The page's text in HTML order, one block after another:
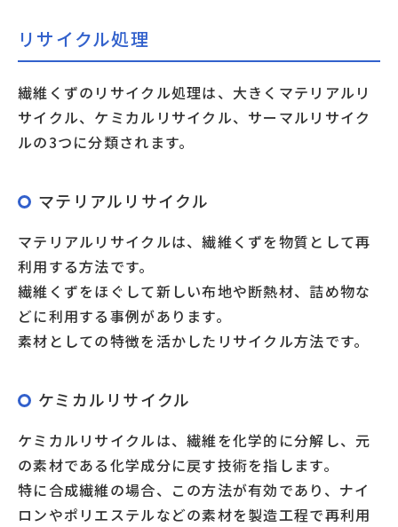
リサイクル処理
繊維くずのリサイクル処理は、大きくマテリアルリ
サイクル、ケミカルリサイクル、サーマルリサイク
ルの3つに分類されます。
マテリアルリサイクル
マテリアルリサイクルは、繊維くずを物質として再
利用する方法です。
繊維くずをほぐして新しい布地や断熱材、詰め物な
どに利用する事例があります。
素材としての特徴を活かしたリサイクル方法です。
ケミカルリサイクル
ケミカルリサイクルは、繊維を化学的に分解し、元
の素材である化学成分に戻す技術を指します。
特に合成繊維の場合、この方法が有効であり、ナイ
ロンやポリエステルなどの素材を製造工程で再利用